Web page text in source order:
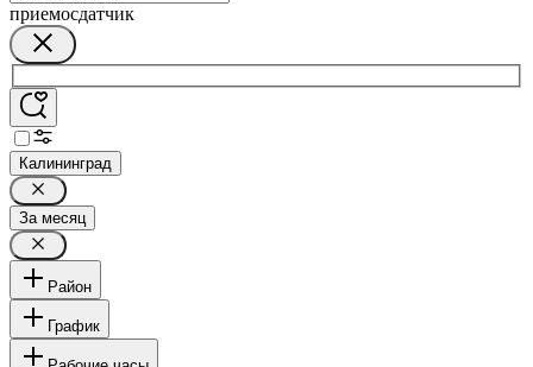
приемосдатчик
Калининград
За месяц
Район
График